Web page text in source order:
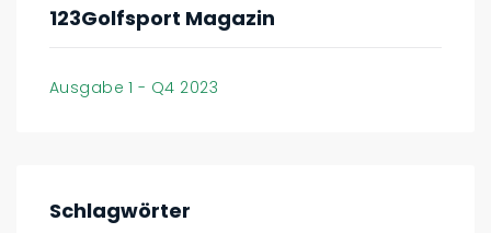
123Golfsport Magazin
Ausgabe 1 - Q4 2023
Schlagwörter